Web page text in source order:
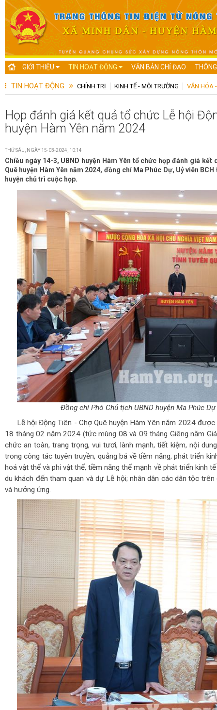
GIỚI THIỆU TIN HOẠT ĐỘNG VĂN BẢN CHỈ ĐẠO
TIN HOẠT ĐỘNG CHÍNH TRỊ KINH TẾ - MÔI TRƯỜNG VĂN HÓA
Họp đánh giá kết quả tổ chức Lễ hội
huyện Hàm Yên năm 2024
THỨ SÁU, NGÀY 15-03-2024, 10:14
Chiều ngày 14-3, UBND huyện Hàm Yên tổ chức họp đánh giá
Quê huyện Hàm Yên năm 2024, đồng chí Ma Phúc Dự, Uỷ viên
huyện chủ trì cuộc họp.
Đồng chí Phó Chủ tịch UBND huyện Ma Phúc
Lễ hội Động Tiên - Chợ Quê huyện Hàm Yên năm 2024
18 tháng 02 năm 2024 (tức mùng 08 và 09 tháng Giêng năm
chức an toàn, trang trọng, vui tươi, lành mạnh, tiết kiệm, nội
trong công tác tuyên truyền, quảng bá về tiềm năng, phát triển
hoá vật thể và phi vật thể, tiềm năng thế mạnh về phát triển kinh
du khách đến tham quan và dự Lễ hội; nhân dân các dân tộc
và hưởng ứng.